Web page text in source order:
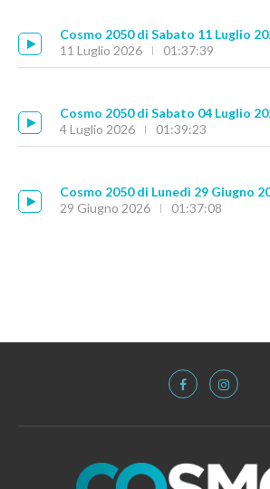
Cosmo 2050 di Sabato 11 Luglio
11 Luglio 2026
01:37:39
Cosmo 2050 di Sabato 04 Luglio
4 Luglio 2026
01:39:23
Cosmo 2050 di Lunedì 29 Giugno
29 Giugno 2026
01:37:08